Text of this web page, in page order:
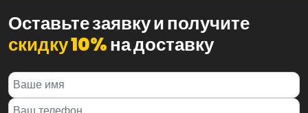
Оставьте заявку и получите
скидку 10%на доставку